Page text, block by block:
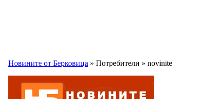
Новините от Берковица » Потребители » novinite